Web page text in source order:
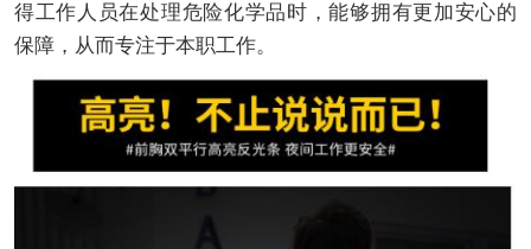
得工作人员在处理危险化学品时，能够拥有更加安心的
保障，从而专注于本职工作。